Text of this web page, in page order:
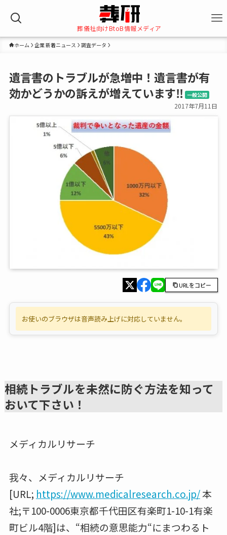
葬儀社向けBtoB情報メディア
ホーム 企業 新着ニュース 調査データ
遺言書のトラブルが急増中！遺言書が有
効かどうかの訴えが増えています‼ 一般公開
2017年7月11日
URLをコピー
お使いのブラウザは音声読み上げに対応していません。
相続トラブルを未然に防ぐ方法を知って
おいて下さい！
メディカルリサーチ
我々、メディカルリサーチ
[URL; https://www.medicalresearch.co.jp/本
社;〒100-0006東京都千代田区有楽町1-10-1有楽
町ビル4階]は、“相続の意思能力“にまつわるト